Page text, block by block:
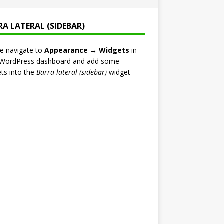
LATERAL (SIDEBAR)
navigate to Appearance → Widgets in
dashboard and add some
into the Barra lateral (sidebar)widget